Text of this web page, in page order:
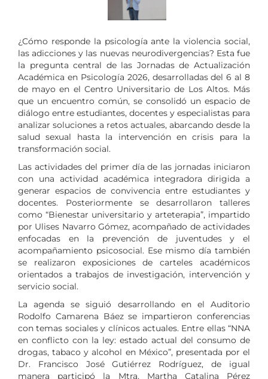
¿Cómo responde la psicología ante la violencia social,
las adicciones y las nuevas neurodivergencias? Esta fue
la pregunta central de las Jornadas de Actualización
Académica en Psicología 2026, desarrolladas del 6 al 8
de mayo en el Centro Universitario de Los Altos. Más
que un encuentro común, se consolidó un espacio de
diálogo entre estudiantes, docentes y especialistas para
analizar soluciones a retos actuales, abarcando desde la
salud sexual hasta la intervención en crisis para la
transformación social.
Las actividades del primer día de las jornadas iniciaron
con una actividad académica integradora dirigida a
generar espacios de convivencia entre estudiantes y
docentes. Posteriormente se desarrollaron talleres
como “Bienestar universitario y arteterapia”, impartido
por Ulises Navarro Gómez, acompañado de actividades
enfocadas en la prevención de juventudes y el
acompañamiento psicosocial. Ese mismo día también
se realizaron exposiciones de carteles académicos
orientados a trabajos de investigación, intervención y
servicio social.
La agenda se siguió desarrollando en el Auditorio
Rodolfo Camarena Báez se impartieron conferencias
con temas sociales y clínicos actuales. Entre ellas “NNA
en conflicto con la ley: estado actual del consumo de
drogas, tabaco y alcohol en México”, presentada por el
Dr. Francisco José Gutiérrez Rodríguez, de igual
manera participó la Mtra. Martha Catalina Pérez